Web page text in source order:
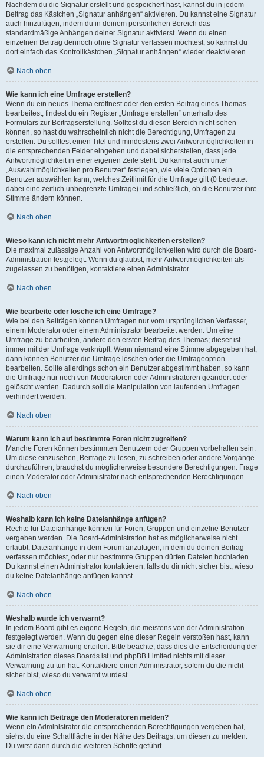
Nachdem du die Signatur erstellt und gespeichert hast, kannst du in jedem
Beitrag das Kästchen „Signatur anhängen“ aktivieren. Du kannst eine Signatur
auch hinzufügen, indem du in deinem persönlichen Bereich das
standardmäßige Anhängen deiner Signatur aktivierst. Wenn du einen
einzelnen Beitrag dennoch ohne Signatur verfassen möchtest, so kannst du
dort einfach das Kontrollkästchen „Signatur anhängen“ wieder deaktivieren.
Nach oben
Wie kann ich eine Umfrage erstellen?
Wenn du ein neues Thema eröffnest oder den ersten Beitrag eines Themas
bearbeitest, findest du ein Register „Umfrage erstellen“ unterhalb des
Formulars zur Beitragserstellung. Solltest du diesen Bereich nicht sehen
können, so hast du wahrscheinlich nicht die Berechtigung, Umfragen zu
erstellen. Du solltest einen Titel und mindestens zwei Antwortmöglichkeiten in
die entsprechenden Felder eingeben und dabei sicherstellen, dass jede
Antwortmöglichkeit in einer eigenen Zeile steht. Du kannst auch unter
„Auswahlmöglichkeiten pro Benutzer“ festlegen, wie viele Optionen ein
Benutzer auswählen kann, welches Zeitlimit für die Umfrage gilt (0 bedeutet
dabei eine zeitlich unbegrenzte Umfrage) und schließlich, ob die Benutzer ihre
Stimme ändern können.
Nach oben
Wieso kann ich nicht mehr Antwortmöglichkeiten erstellen?
Die maximal zulässige Anzahl von Antwortmöglichkeiten wird durch die Board-
Administration festgelegt. Wenn du glaubst, mehr Antwortmöglichkeiten als
zugelassen zu benötigen, kontaktiere einen Administrator.
Nach oben
Wie bearbeite oder lösche ich eine Umfrage?
Wie bei den Beiträgen können Umfragen nur vom ursprünglichen Verfasser,
einem Moderator oder einem Administrator bearbeitet werden. Um eine
Umfrage zu bearbeiten, ändere den ersten Beitrag des Themas; dieser ist
immer mit der Umfrage verknüpft. Wenn niemand eine Stimme abgegeben hat,
dann können Benutzer die Umfrage löschen oder die Umfrageoption
bearbeiten. Sollte allerdings schon ein Benutzer abgestimmt haben, so kann
die Umfrage nur noch von Moderatoren oder Administratoren geändert oder
gelöscht werden. Dadurch soll die Manipulation von laufenden Umfragen
verhindert werden.
Nach oben
Warum kann ich auf bestimmte Foren nicht zugreifen?
Manche Foren können bestimmten Benutzern oder Gruppen vorbehalten sein.
Um diese einzusehen, Beiträge zu lesen, zu schreiben oder andere Vorgänge
durchzuführen, brauchst du möglicherweise besondere Berechtigungen. Frage
einen Moderator oder Administrator nach entsprechenden Berechtigungen.
Nach oben
Weshalb kann ich keine Dateianhänge anfügen?
Rechte für Dateianhänge können für Foren, Gruppen und einzelne Benutzer
vergeben werden. Die Board-Administration hat es möglicherweise nicht
erlaubt, Dateianhänge in dem Forum anzufügen, in dem du deinen Beitrag
verfassen möchtest, oder nur bestimmte Gruppen dürfen Dateien hochladen.
Du kannst einen Administrator kontaktieren, falls du dir nicht sicher bist, wieso
du keine Dateianhänge anfügen kannst.
Nach oben
Weshalb wurde ich verwarnt?
In jedem Board gibt es eigene Regeln, die meistens von der Administration
festgelegt werden. Wenn du gegen eine dieser Regeln verstoßen hast, kann
sie dir eine Verwarnung erteilen. Bitte beachte, dass dies die Entscheidung der
Administration dieses Boards ist und phpBB Limited nichts mit dieser
Verwarnung zu tun hat. Kontaktiere einen Administrator, sofern du die nicht
sicher bist, wieso du verwarnt wurdest.
Nach oben
Wie kann ich Beiträge den Moderatoren melden?
Wenn ein Administrator die entsprechenden Berechtigungen vergeben hat,
siehst du eine Schaltfläche in der Nähe des Beitrags, um diesen zu melden.
Du wirst dann durch die weiteren Schritte geführt.